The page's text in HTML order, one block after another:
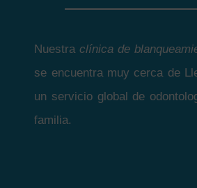
Nuestraclínica de
se encuentra muy cerca de
un servicio global de
familia.